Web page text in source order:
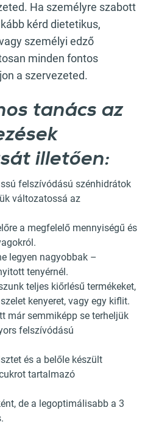
Ha személyre szabott
kérd dietetikus,
személyi edző
minden fontos
a szervezeted.
tanács az
illetően:
felszívódású szénhidrátok
változatossá az
a megfelelő mennyiségű és
legyen nagyobbak –
tenyérnél.
teljes kiőrlésű termékeket,
kenyeret, vagy egy kiflit.
már semmiképp se terheljük
felszívódású
és a belőle készült
tartalmazó
de a legoptimálisabb a 3